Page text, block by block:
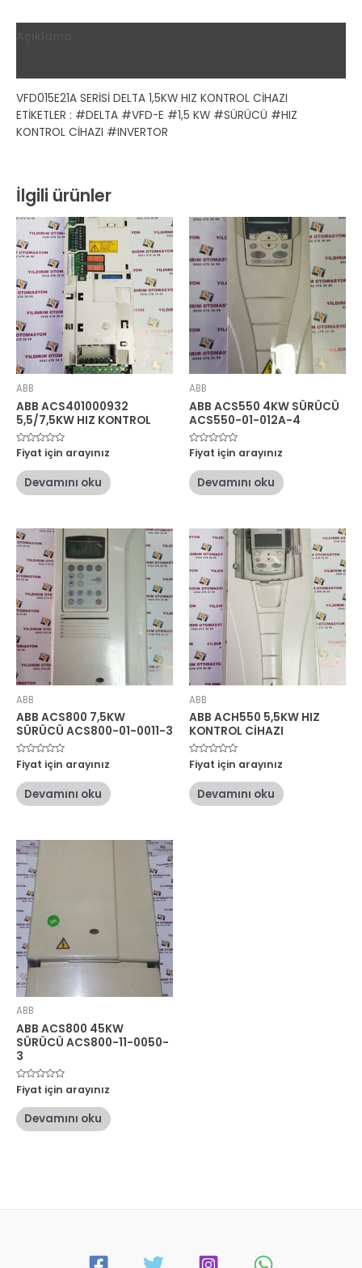
VFD015E21A SERİSİ DELTA 1,5KW HIZ KONTROL CİHAZI
ETİKETLER : #DELTA #VFD-E #1,5 KW #SÜRÜCÜ #HIZ
KONTROL CİHAZI #INVERTOR
İlgili ürünler
ABB
ABB ACS401000932
5,5/7,5KW HIZ KONTROL
5
üzerinden
oy
aldı
Fiyat için arayınız
Devamını oku
ABB
ABB ACS550 4KW SÜRÜCÜ
ACS550-01-012A-4
5
üzerinden
oy
aldı
Fiyat için arayınız
Devamını oku
ABB
ABB ACS800 7,5KW
SÜRÜCÜ ACS800-01-0011-3
5
üzerinden
oy
aldı
Fiyat için arayınız
Devamını oku
ABB
ABB ACH550 5,5KW HIZ
KONTROL CİHAZI
5
üzerinden
oy
aldı
Fiyat için arayınız
Devamını oku
ABB
ABB ACS800 45KW
SÜRÜCÜ ACS800-11-0050-
3
5
üzerinden
oy
aldı
Fiyat için arayınız
Devamını oku